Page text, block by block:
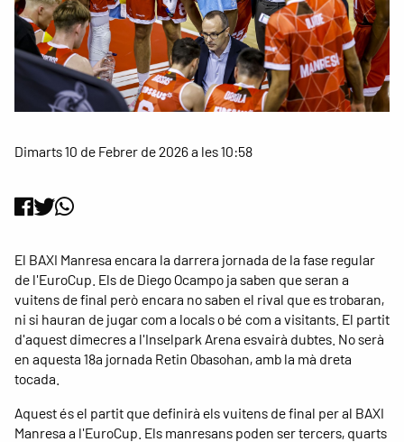
Dimarts 10 de Febrer de 2026 a les 10:58
El BAXI Manresa encara la darrera jornada de la fase regular
de l'EuroCup. Els de Diego Ocampo ja saben que seran a
vuitens de final però encara no saben el rival que es trobaran,
ni si hauran de jugar com a locals o bé com a visitants. El partit
d'aquest dimecres a l'Inselpark Arena esvairà dubtes. No serà
en aquesta 18a jornada Retin Obasohan, amb la mà dreta
tocada.
Aquest és el partit que definirà els vuitens de final per al BAXI
Manresa a l'EuroCup. Els manresans poden ser tercers, quarts